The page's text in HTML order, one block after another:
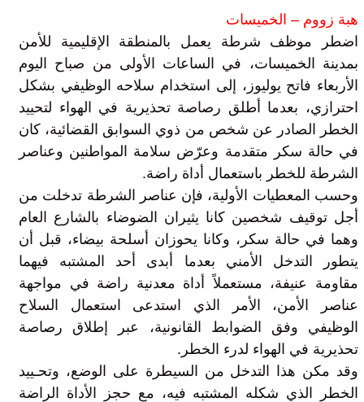
هبة زووم – الخميسات
اضطر موظف شرطة يعمل بالمنطقة الإقليمية للأمن
بمدينة الخميسات، في الساعات الأولى من صباح اليوم
الأربعاء فاتح يوليوز، إلى استخدام سلاحه الوظيفي بشكل
احترازي، بعدما أطلق رصاصة تحذيرية في الهواء لتحييد
الخطر الصادر عن شخص من ذوي السوابق القضائية، كان
في حالة سكر متقدمة وعرّض سلامة المواطنين وعناصر
الشرطة للخطر باستعمال أداة راضة.
وحسب المعطيات الأولية، فإن عناصر الشرطة تدخلت من
أجل توقيف شخصين كانا يثيران الضوضاء بالشارع العام
وهما في حالة سكر، وكانا يحوزان أسلحة بيضاء، قبل أن
يتطور التدخل الأمني بعدما أبدى أحد المشتبه فيهما
مقاومة عنيفة، مستعملاً أداة معدنية راضة في مواجهة
عناصر الأمن، الأمر الذي استدعى استعمال السلاح
الوظيفي وفق الضوابط القانونية، عبر إطلاق رصاصة
تحذيرية في الهواء لدرء الخطر.
وقد مكن هذا التدخل من السيطرة على الوضع، وتحـييد
الخطر الذي شكله المشتبه فيه، مع حجز الأداة الراضة